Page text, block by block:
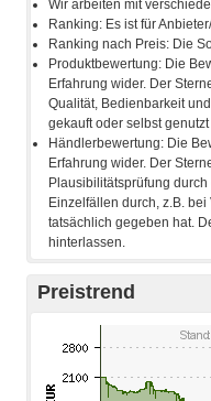
Preistrend